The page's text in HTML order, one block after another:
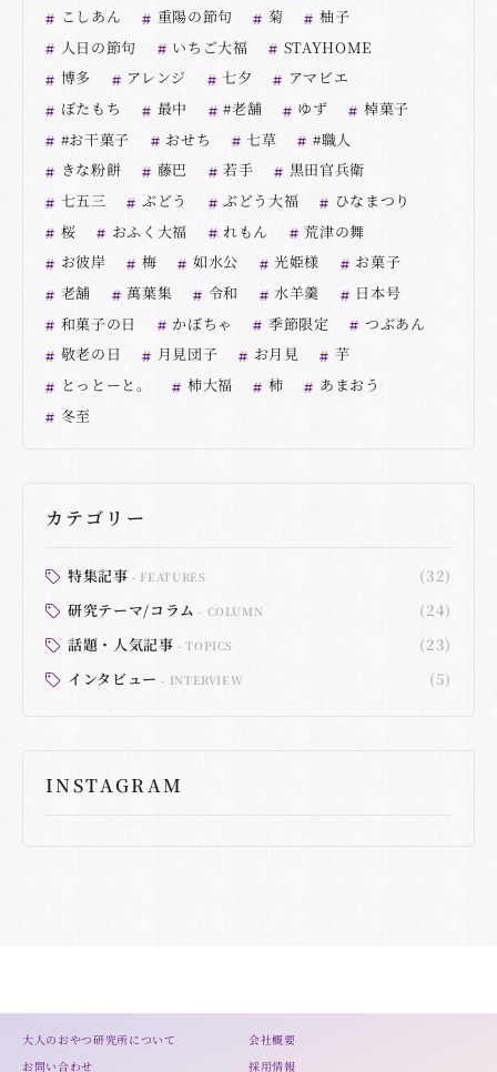
こしあん
重陽の節句 菊
柚子
人日の節句
いちご大福
STAYHOME
博多
アレンジ 七夕
アマビエ
ぼたもち
最中 #老舗 ゆず
棹菓子
#お干菓子
おせち 七草
#職人
きな粉餅
藤巴 若手
黒田官兵衛
七五三
ぶどう ぶどう大福
ひなまつり
桜
おふく大福 れもん
荒津の舞
お彼岸
梅 如水公 光姫様
お菓子
老舗
萬葉集 令和 水羊羹
日本号
和菓子の日
かぼちゃ 季節限定
つぶあん
敬老の日
月見団子 お月見
芋
とっとーと。
柿大福 柿
あまおう
冬至
カテゴリー
特集記事 FEATURES
(32)
研究テーマ/コラム
COLUMN
(24)
話題・人気記事
TOPICS
(23)
インタビュー
INTERVIEW (5)
INSTAGRAM
大人のおやつ研究所について
会社概要
お問い合わせ
採用情報